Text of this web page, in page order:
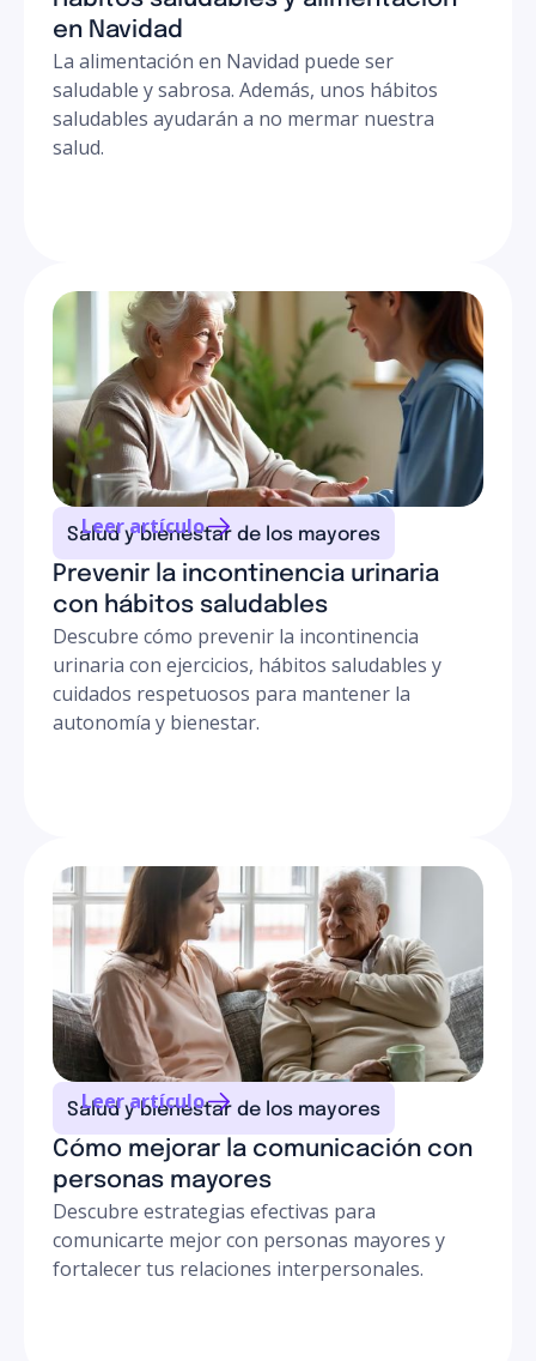
en Navidad
La alimentación en Navidad puede ser
saludable y sabrosa. Además, unos hábitos
saludables ayudarán a no mermar nuestra
salud.
Salud y bienestar de los mayores
Prevenir la incontinencia urinaria
con hábitos saludables
Descubre cómo prevenir la incontinencia
urinaria con ejercicios, hábitos saludables y
cuidados respetuosos para mantener la
autonomía y bienestar.
Leer artículo
Salud y bienestar de los mayores
Cómo mejorar la comunicación con
personas mayores
Descubre estrategias efectivas para
comunicarte mejor con personas mayores y
fortalecer tus relaciones interpersonales.
Leer artículo